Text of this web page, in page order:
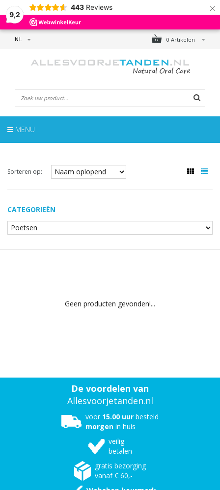
9,2
443 Reviews ×
0 Artikelen
NL
MENU
Sorteren op:
CATEGORIEËN
Geen producten gevonden!...
De voordelen van
Allesvoorjetanden.nl
voor 15.00 uur besteld
morgen in huis
veilig
betalen
gratis bezorging
vanaf € 60,-